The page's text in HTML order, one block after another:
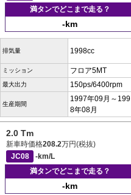
満タンでどこまで走る？
-km
排気量 1998cc
ミッション フロア5MT
最大出力 150ps/6400rpm
生産期間
1997年09月～199
8年08月
2.0 Tm
新車時価格208.2万円(税抜)
JC08
-km/L
満タンでどこまで走る？
-km